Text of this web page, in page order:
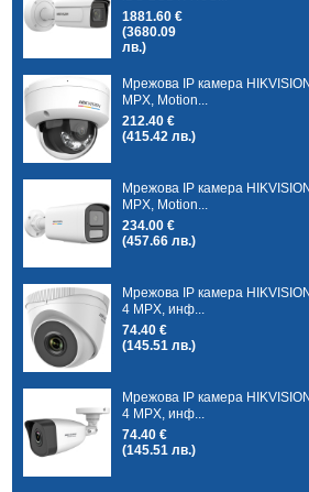
1881.60 €
(3680.09
лв.)
Мрежова IP камера
MPX, Motion...
212.40 €
(415.42 лв.)
Мрежова IP камера
MPX, Motion...
234.00 €
(457.66 лв.)
Мрежова IP камера
4 MPX, инф...
74.40 €
(145.51 лв.)
Мрежова IP камера
4 MPX, инф...
74.40 €
(145.51 лв.)